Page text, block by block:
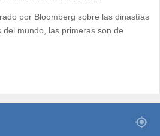
por Bloomberg sobre las dinastías
mundo, las primeras son de